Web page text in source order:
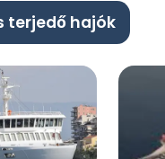
terjedő hajók